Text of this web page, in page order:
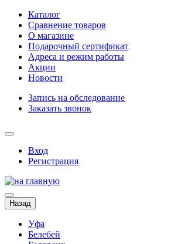
Каталог
Сравнение товаров
О магазине
Подарочный сертификат
Адреса и режим работы
Акции
Новости
Запись на обследование
Заказать звонок
Вход
Регистрация
Назад
Уфа
Белебей